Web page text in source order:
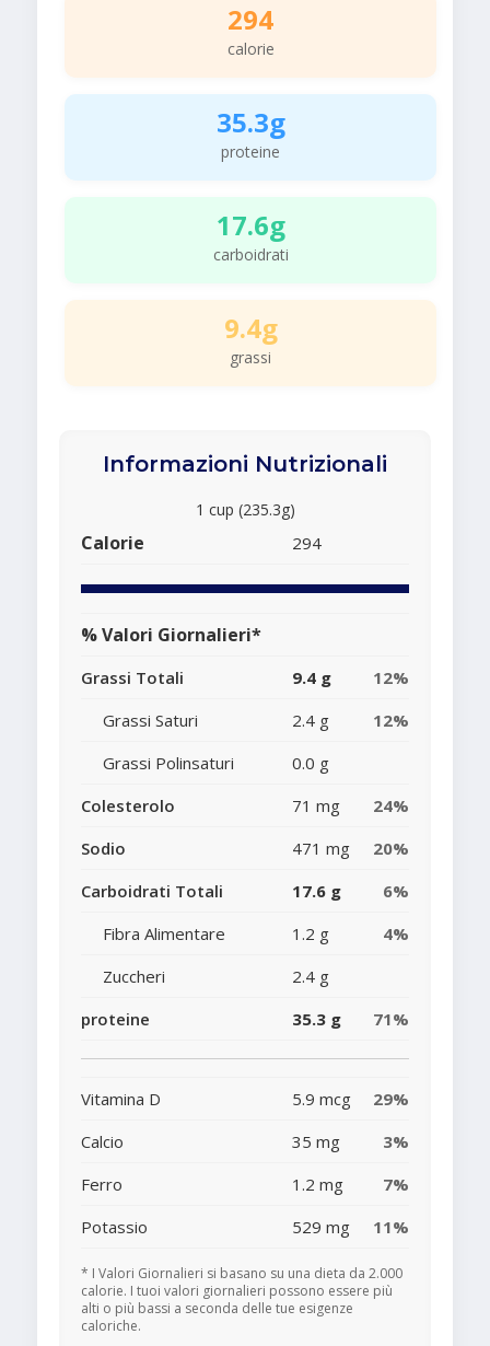
294
calorie
35.3g
proteine
17.6g
carboidrati
9.4g
grassi
Informazioni Nutrizionali
1 cup (235.3g)
Calorie 294
% Valori Giornalieri*
Grassi Totali 9.4 g
12%
Grassi Saturi
2.4 g
12%
Grassi Polinsaturi
0.0 g
Colesterolo
71 mg
24%
Sodio
471 mg
20%
Carboidrati Totali
17.6 g
6%
Fibra Alimentare
1.2 g
4%
Zuccheri
2.4 g
proteine
35.3 g 71%
Vitamina D 5.9 mcg
29%
Calcio
35 mg
3%
Ferro
1.2 mg
7%
Potassio
529 mg 11%
* I Valori Giornalieri si basano su una dieta da 2.000
calorie. I tuoi valori giornalieri possono essere più
alti o più bassi a seconda delle tue esigenze
caloriche.